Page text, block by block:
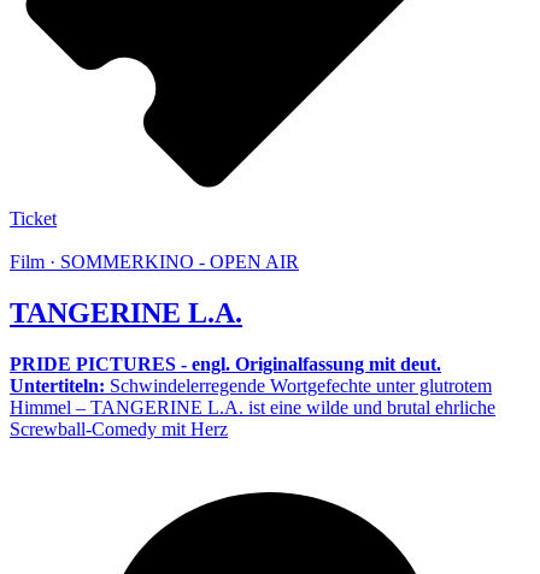
Ticket
Film · SOMMERKINO - OPEN AIR
TANGERINE L.A.
PRIDE PICTURES - engl. Originalfassung mit deut.
Untertiteln: Schwindelerregende Wortgefechte unter glutrotem
Himmel – TANGERINE L.A. ist eine wilde und brutal ehrliche
Screwball-Comedy mit Herz